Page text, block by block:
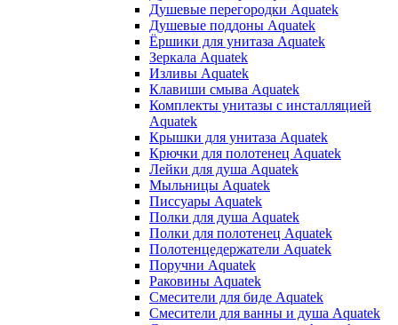
Душевые перегородки Aquatek
Душевые поддоны Aquatek
Ёршики для унитаза Aquatek
Зеркала Aquatek
Изливы Aquatek
Клавиши смыва Aquatek
Комплекты унитазы с инсталляцией
Aquatek
Крышки для унитаза Aquatek
Крючки для полотенец Aquatek
Лейки для душа Aquatek
Мыльницы Aquatek
Писсуары Aquatek
Полки для душа Aquatek
Полки для полотенец Aquatek
Полотенцедержатели Aquatek
Поручни Aquatek
Раковины Aquatek
Смесители для биде Aquatek
Смесители для ванны и душа Aquatek